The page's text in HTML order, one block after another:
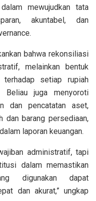
mewujudkan tata
akuntabel, dan
bahwa rekonsiliasi
melainkan bentuk
terhadap setiap rupiah
Beliau juga menyoroti
dan pencatatan aset,
dan barang persediaan,
laporan keuangan.
administratif, tapi
dalam memastikan
digunakan dapat
dan akurat,” ungkap